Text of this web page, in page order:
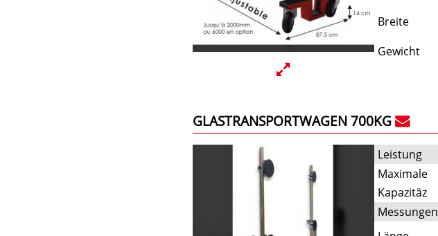
Breite
Gewicht
GLASTRANSPORTWAGEN 700KG
Leistung
Maximale
Kapazitäz
Messungen